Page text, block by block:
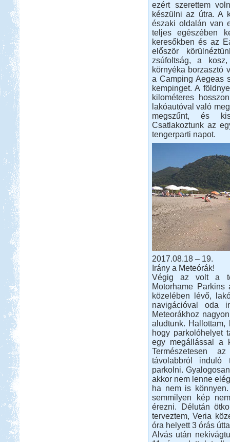
ezért szerettem
készülni az útra. A
északi oldalán van
teljes egészében
keresőkben és az
először
zsúfoltság, a
környéka borzasztó
a Camping Aegeas
kempinget. A
kilométeres
lakóautóval való
megszűnt, és
Csatlakoztunk az
tengerparti napot.
2017.08.18 – 19.
Irány a Meteórák!
Végig az volt a
Motorhame
közelében lévő,
navigációval oda
Meteorákhoz
aludtunk.
hogy parkolóhelyet
egy megállással a
Természetesen
távolabbról induló
parkolni.
akkor nem lenne
ha nem is
semmilyen kép
érezni. Délután
terveztem, Veria
óra helyett 3 órás
Alvás után